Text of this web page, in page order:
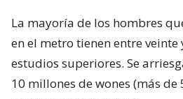
La mayoría de los hombres
en el metro tienen entre
estudios superiores. Se
10 millones de wones (más de